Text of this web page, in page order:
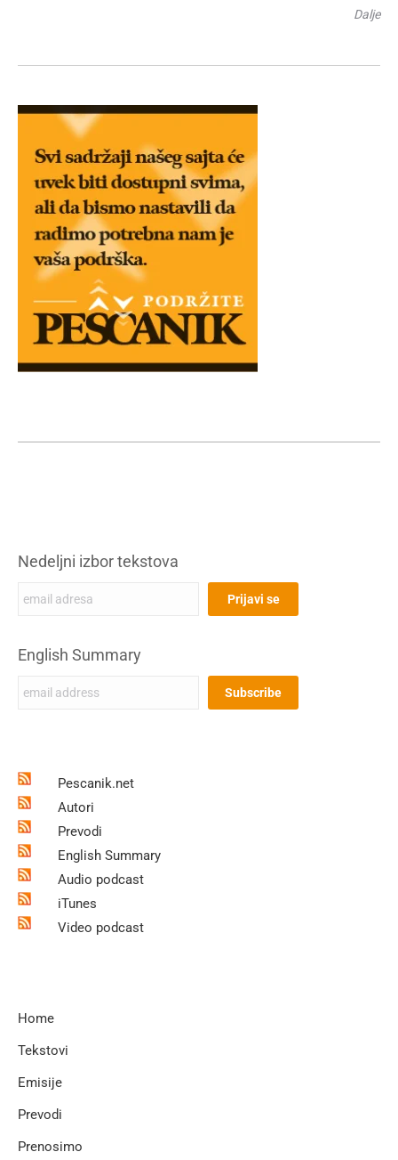
Dalje
Nedeljni izbor tekstova
English Summary
Pescanik.net
Autori
Prevodi
English Summary
Audio podcast
iTunes
Video podcast
Home
Tekstovi
Emisije
Prevodi
Prenosimo